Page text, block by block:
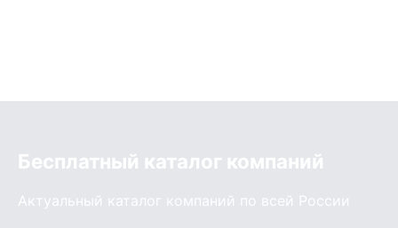
Бесплатный каталог компаний
Актуальный каталог компаний по всей России